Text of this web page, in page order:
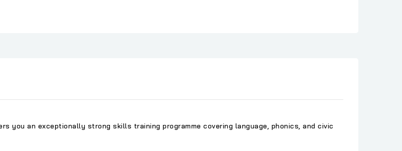
you an exceptionally strong skills training programme covering language, phonics, and civic